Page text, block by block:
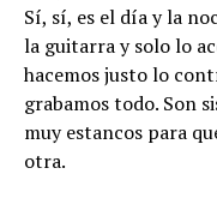
Sí, sí, es el día y la
la guitarra y solo lo
hacemos justo lo
grabamos todo. Son
muy estancos para
otra.